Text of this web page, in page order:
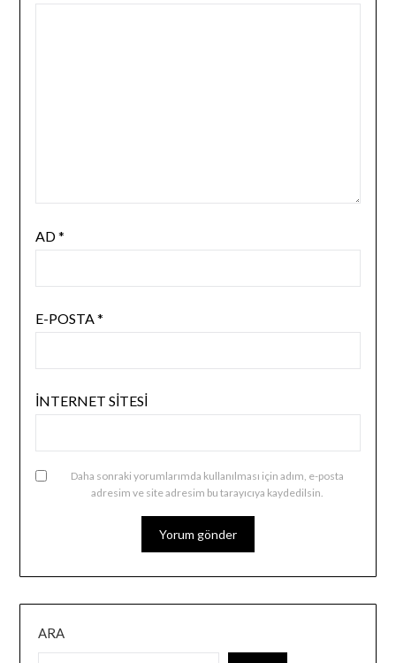
AD*
E-POSTA*
İNTERNET SITESI
Daha sonraki yorumlarımda kullanılması için adım, e-posta
adresim ve site adresim bu tarayıcıya kaydedilsin.
ARA